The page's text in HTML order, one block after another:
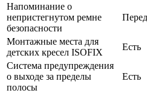
Напоминание о
непристегнутом ремне
безопасности
Монтажные места для
детских кресел ISOFIX
Есть
Система предупреждения
о выходе за пределы
полосы
Есть